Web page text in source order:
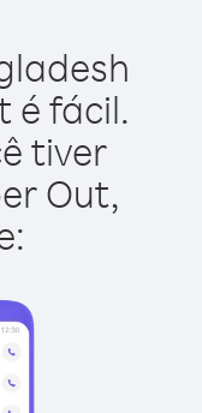
é fácil.
tiver
Out,